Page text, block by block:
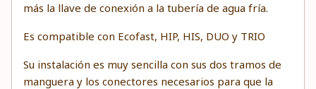
más la llave de conexión a la tubería de agua fría.
Es compatible con Ecofast, HIP, HIS, DUO y TRIO
Su instalación es muy sencilla con sus dos tramos de
manguera y los conectores necesarios para que la